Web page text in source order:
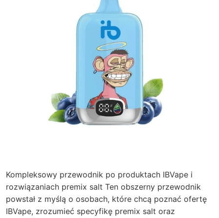
Kompleksowy przewodnik po produktach IBVape i
rozwiązaniach premix salt Ten obszerny przewodnik
powstał z myślą o osobach, które chcą poznać ofertę
IBVape, zrozumieć specyfikę premix salt oraz